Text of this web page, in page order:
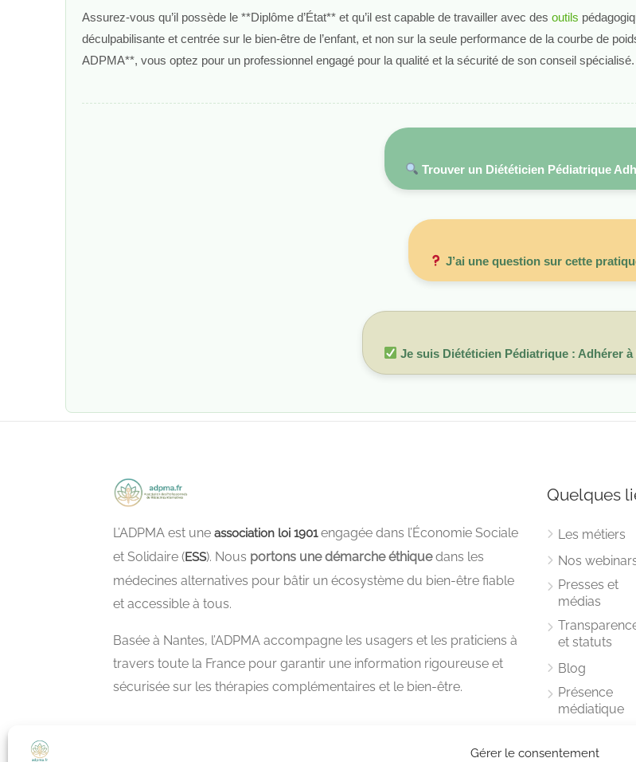
Gérer le consentement
Assurez-vous qu’il possède le **Diplôme d’État** et qu’il est capable de travailler avec des outils
déculpabilisante et centrée sur le bien-être de l’enfant, et non sur la seule performance de la courbe de
ADPMA**, vous optez pour un professionnel engagé pour la qualité et la sécurité de son conseil spécialisé.
Trouver un Diététicien Pédiatrique
J’ai une question sur cette
Je suis Diététicien Pédiatrique : Adhérer à
L’ADPMA est une association loi 1901engagée dans l’Économie Sociale
et Solidaire (ESS). Nous portons une démarche éthiquedans les
médecines alternatives pour bâtir un écosystème du bien-être fiable
et accessible à tous.
Basée à Nantes, l’ADPMA accompagne les usagers et les praticiens à
travers toute la France pour garantir une information rigoureuse et
sécurisée sur les thérapies complémentaires et le bien-être.
Quelques
Les métiers
Nos
Presses et
médias
et statuts
Blog
Présence
médiatique
éthique